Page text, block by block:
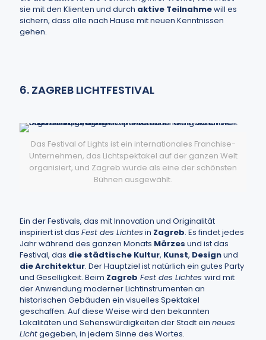
sie mit den Klienten und durch aktive Teilnahmewill es
sichern, dass alle nach Hause mit neuen Kenntnissen
gehen.
6. ZAGREB LICHTFESTIVAL
Das Festival of Lights ist ein internationales Franchise-
Unternehmen, das Lichtspektakel auf der ganzen Welt
organisiert, und Zagreb wurde als eine der schönsten
Bühnen ausgewählt.
Ein der Festivals, das mit Innovation und Originalität
inspiriert ist das Fest des Lichtes in Zagreb. Es findet jedes
Jahr während des ganzen Monats Märzes und ist das
Festival, das die städtische Kultur, Kunst, Designund
die Architektur. Der Hauptziel ist natürlich ein gutes Party
und Geselligkeit. Beim Zagreb Fest des Lichtes wird mit
der Anwendung moderner Lichtinstrumenten an
historischen Gebäuden ein visuelles Spektakel
geschaffen. Auf diese Weise wird den bekannten
Lokalitäten und Sehenswürdigkeiten der Stadt ein neues
Lichtgegeben, in jedem Sinne des Wortes.